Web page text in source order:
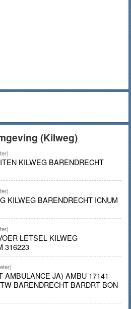
(Kilweg)
KILWEG BARENDRECHT
KILWEG BARENDRECHT ICNUM
LETSEL KILWEG
316223
AMBULANCE JA) AMBU 17141
BARENDRECHT BARDRT BON